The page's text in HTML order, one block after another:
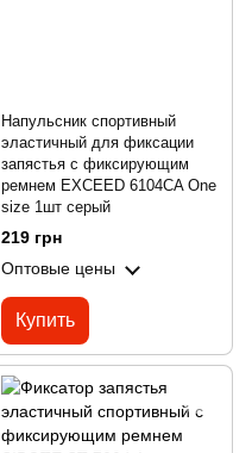
Напульсник спортивный
эластичный для фиксации
запястья с фиксирующим
ремнем EXCEED 6104CA One
size 1шт серый
219 грн
Оптовые цены
Купить